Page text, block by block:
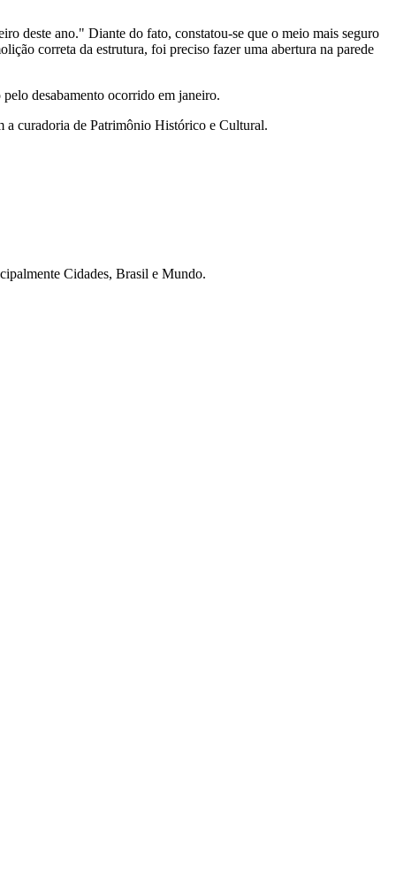
deste ano." Diante do fato, constatou-se que o meio mais seguro
correta da estrutura, foi preciso fazer uma abertura na parede
desabamento ocorrido em janeiro.
curadoria de Patrimônio Histórico e Cultural.
Cidades, Brasil e Mundo.